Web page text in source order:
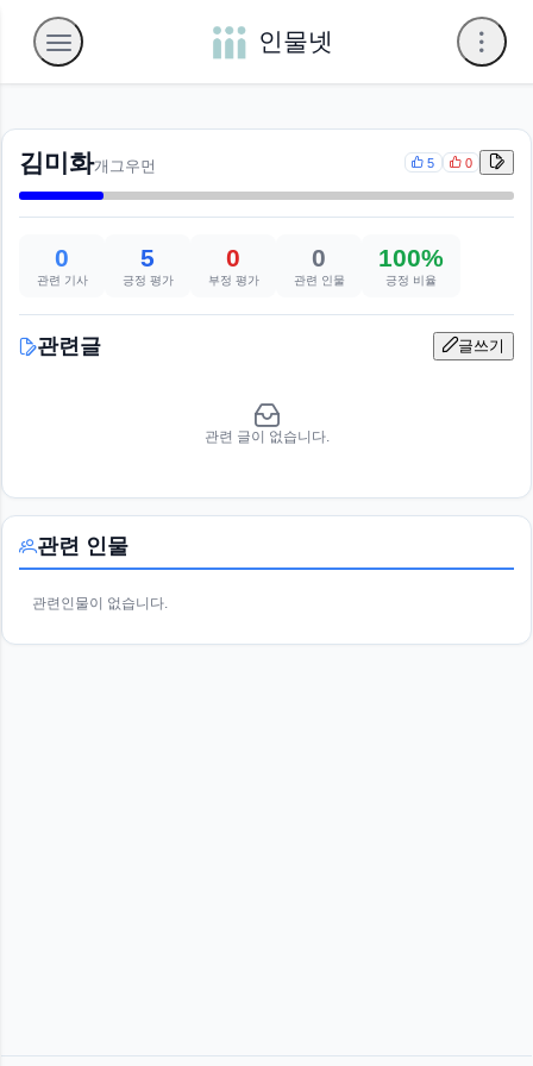
인물넷
김미화개그우먼 5 0
0
관련 기사
5
긍정 평가
0
부정 평가
0
관련 인물
100%
긍정 비율
관련글 글쓰기
관련 글이 없습니다.
관련 인물
관련인물이 없습니다.